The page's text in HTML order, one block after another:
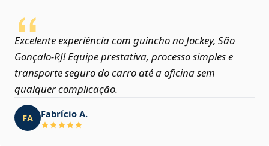
Excelente experiência com guincho no Jockey, São
Gonçalo‑RJ! Equipe prestativa, processo simples e
transporte seguro do carro até a oficina sem
qualquer complicação.
FA Fabrício A.